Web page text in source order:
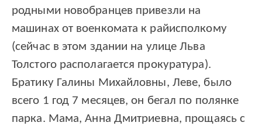
родными новобранцев привезли на
машинах от военкомата к райисполкому
(сейчас в этом здании на улице Льва
Толстого располагается прокуратура).
Братику Галины Михайловны, Леве, было
всего 1 год 7 месяцев, он бегал по полянке
парка. Мама, Анна Дмитриевна, прощаясь с